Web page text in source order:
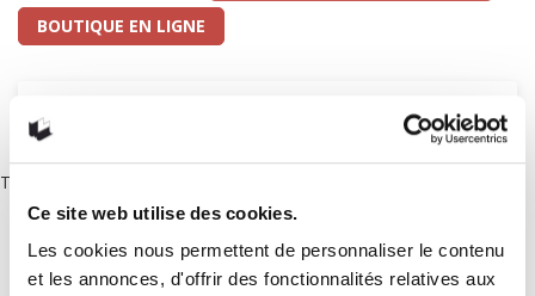
Ce site web utilise des cookies.
Les cookies nous permettent de personnaliser le contenu
et les annonces, d'offrir des fonctionnalités relatives aux
BOUTIQUE EN LIGNE
There are no posts.